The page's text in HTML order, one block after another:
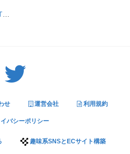
M4 S-SYSTEM
せ 運営会社 利用規約
バシーポリシー
趣味系SNSとECサイト構築